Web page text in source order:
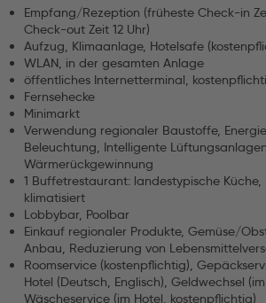
Empfang/Rezeption (früheste Check-in
Check-out Zeit 12 Uhr)
Aufzug, Klimaanlage, Hotelsafe
WLAN, in der gesamten Anlage
öffentliches Internetterminal,
Fernsehecke
Minimarkt
Verwendung regionaler Baustoffe,
Beleuchtung, Intelligente
Wärmerückgewinnung
1 Buffetrestaurant: landestypische Küche,
klimatisiert
Lobbybar, Poolbar
Einkauf regionaler Produkte, Gemüse/
Anbau, Reduzierung von
Roomservice (kostenpflichtig),
Hotel (Deutsch, Englisch), Geldwechsel
Wäscheservice (im Hotel, kostenpflichtig)